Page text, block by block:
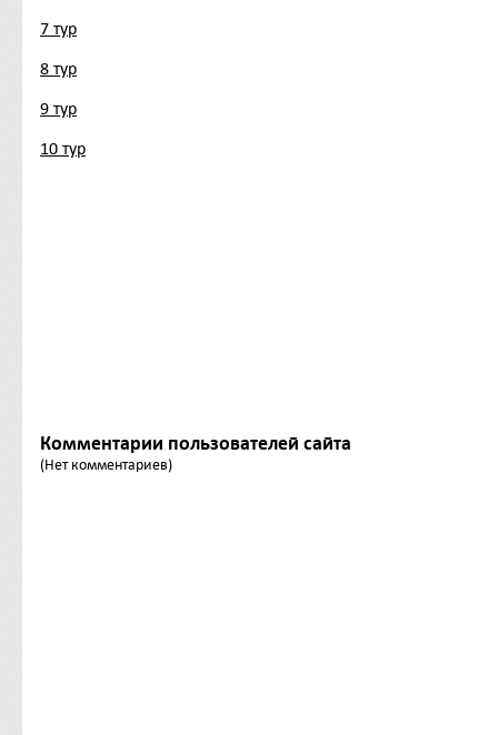
7 тур
8 тур
9 тур
10 тур
Комментарии пользователей сайта
(Нет комментариев)